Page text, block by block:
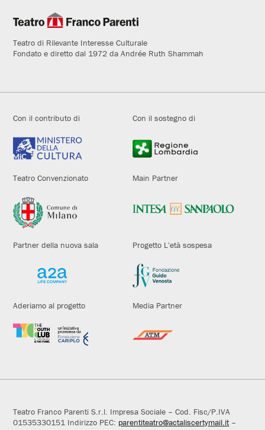
Teatro di Rilevante Interesse Culturale
Fondato e diretto dal 1972 da Andrée Ruth Shammah
Con il contributo di Con il sostegno di
Teatro Convenzionato Main Partner
Partner della nuova sala Progetto L'età sospesa
Aderiamo al progetto Media Partner
Teatro Franco Parenti S.r.l. Impresa Sociale – Cod. Fisc/P.IVA
01535330151 Indirizzo PEC: parentiteatro@actaliscertymail.it–